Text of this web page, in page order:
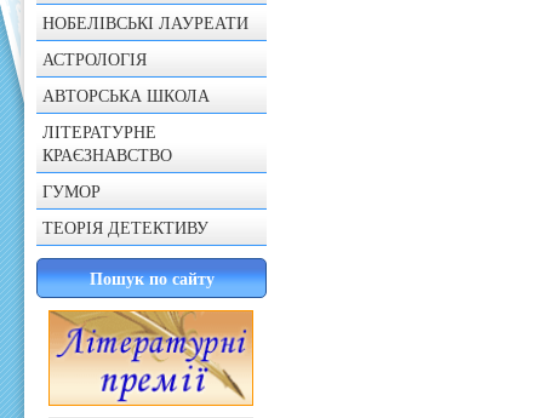
НОБЕЛІВСЬКІ ЛАУРЕАТИ
АСТРОЛОГІЯ
АВТОРСЬКА ШКОЛА
ЛІТЕРАТУРНЕ
КРАЄЗНАВСТВО
ГУМОР
ТЕОРІЯ ДЕТЕКТИВУ